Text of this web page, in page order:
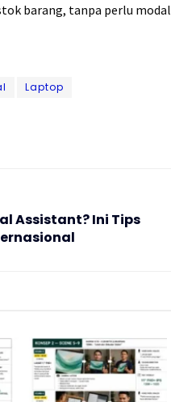
barang, tanpa perlu
Laptop
Assistant? Ini Tips